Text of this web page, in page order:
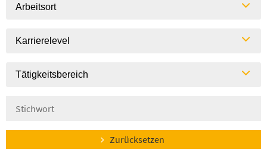
Arbeitsort
Karrierelevel
Tätigkeitsbereich
Zurücksetzen